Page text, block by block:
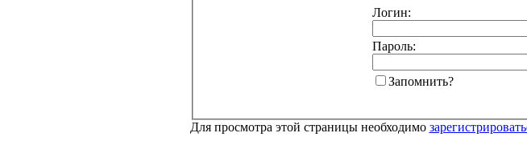
Логин:
Пароль:
Запомнить?
Для просмотра этой страницы необходимо